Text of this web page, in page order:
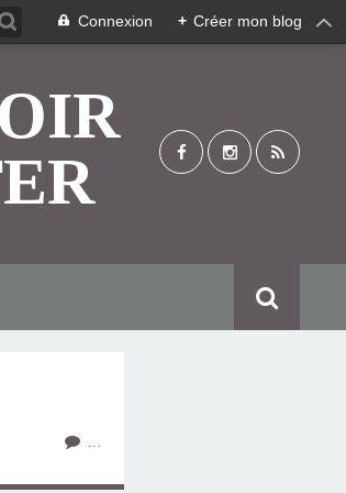
Connexion + Créer mon blog
…